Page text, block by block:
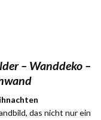
– Wanddeko –
das nicht nur ein